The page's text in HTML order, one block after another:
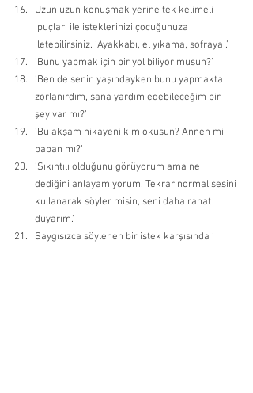
Uzun uzun konuşmak yerine tek kelimeli
ipuçları ile isteklerinizi çocuğunuza
iletebilirsiniz. ‘Ayakkabı, el yıkama, sofraya .’
’Bunu yapmak için bir yol biliyor musun?’
’Ben de senin yaşındayken bunu yapmakta
zorlanırdım, sana yardım edebileceğim bir
şey var mı?’
’Bu akşam hikayeni kim okusun? Annen mi
baban mı?’
’Sıkıntılı olduğunu görüyorum ama ne
dediğini anlayamıyorum. Tekrar normal sesini
kullanarak söyler misin, seni daha rahat
duyarım.’
Saygısızca söylenen bir istek karşısında ‘